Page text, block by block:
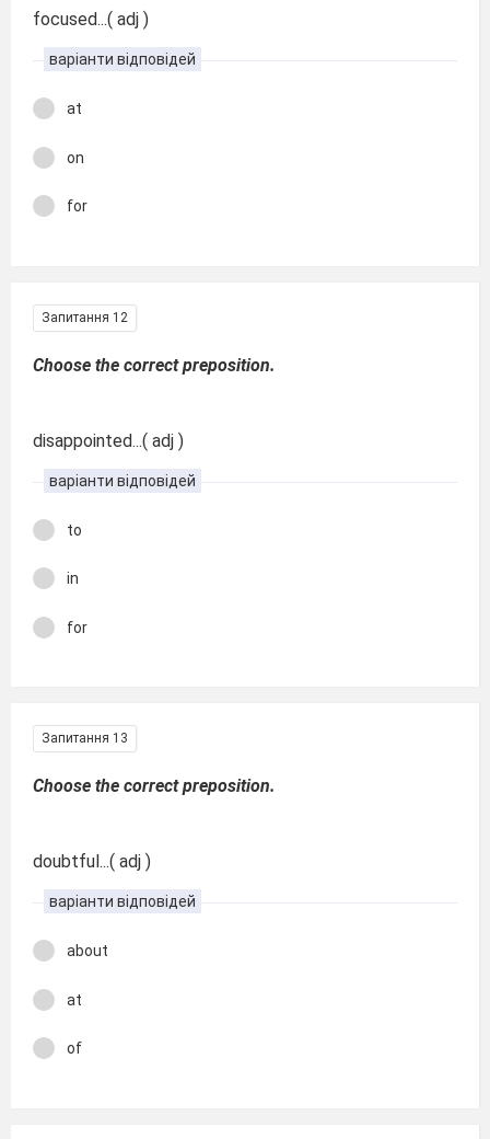
focused...( adj )
варіанти відповідей
at
on
for
Запитання 12
Choose the correct preposition.
disappointed...( adj )
варіанти відповідей
to
in
for
Запитання 13
Choose the correct preposition.
doubtful...( adj )
варіанти відповідей
about
at
of